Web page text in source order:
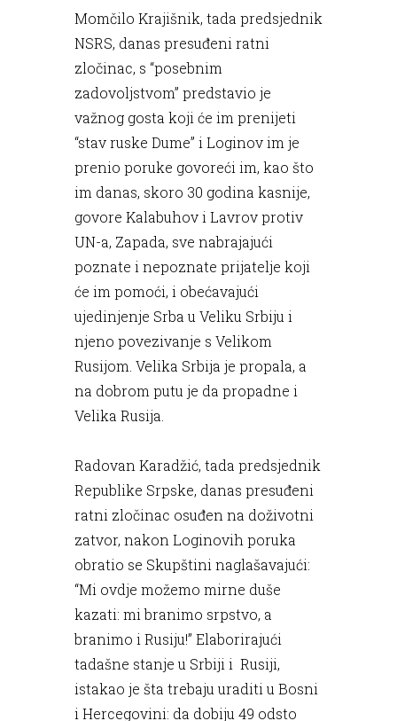
Momčilo Krajišnik, tada predsjednik
NSRS, danas presuđeni ratni
zločinac, s “posebnim
zadovoljstvom” predstavio je
važnog gosta koji će im prenijeti
“stav ruske Dume” i Loginov im je
prenio poruke govoreći im, kao što
im danas, skoro 30 godina kasnije,
govore Kalabuhov i Lavrov protiv
UN-a, Zapada, sve nabrajajući
poznate i nepoznate prijatelje koji
će im pomoći, i obećavajući
ujedinjenje Srba u Veliku Srbiju i
njeno povezivanje s Velikom
Rusijom. Velika Srbija je propala, a
na dobrom putu je da propadne i
Velika Rusija.
Radovan Karadžić, tada predsjednik
Republike Srpske, danas presuđeni
ratni zločinac osuđen na doživotni
zatvor, nakon Loginovih poruka
obratio se Skupštini naglašavajući:
“Mi ovdje možemo mirne duše
kazati: mi branimo srpstvo, a
branimo i Rusiju!” Elaborirajući
tadašne stanje u Srbiji i Rusiji,
istakao je šta trebaju uraditi u Bosni
i Hercegovini: da dobiju 49 odsto